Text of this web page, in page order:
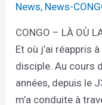
News, News-
CONGO – LÀ OÙ
Et où j’ai réappris
disciple. Au cours
années, depuis le
m’a conduite à